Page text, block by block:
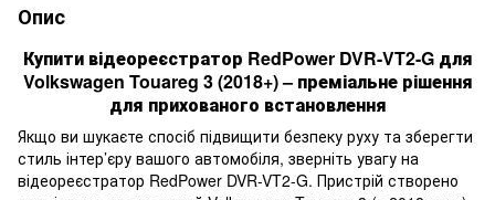
Опис
Купити відеореєстратор RedPower DVR-VT2-G для
Volkswagen Touareg 3 (2018+) – преміальне рішення
для прихованого встановлення
Якщо ви шукаєте спосіб підвищити безпеку руху та зберегти
стиль інтер’єру вашого автомобіля, зверніть увагу на
відеореєстратор RedPower DVR-VT2-G. Пристрій створено